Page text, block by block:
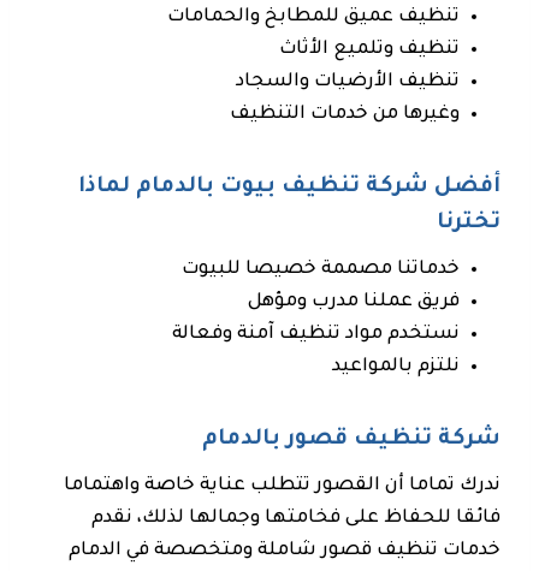
تنظيف عميق للمطابخ والحمامات
تنظيف وتلميع الأثاث
تنظيف الأرضيات والسجاد
وغيرها من خدمات التنظيف
أفضل شركة تنظيف بيوت بالدمام لماذا
تخترنا
خدماتنا مصممة خصيصا للبيوت
فريق عملنا مدرب ومؤهل
نستخدم مواد تنظيف آمنة وفعالة
نلتزم بالمواعيد
شركة تنظيف قصور بالدمام
ندرك تماما أن القصور تتطلب عناية خاصة واهتماما
فائقا للحفاظ على فخامتها وجمالها لذلك، نقدم
خدمات تنظيف قصور شاملة ومتخصصة في الدمام